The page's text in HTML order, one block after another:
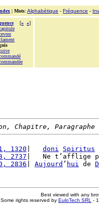
| Mots: Alphabétique - Fréquence -
[« »]
Chapitre, Paragraphe
1320
doni
Spiritus
2737
|   Ne t’afflige
2836
Aujourd ’ hui de
Best viewed with any
rights reserved by EuloTech SRL -